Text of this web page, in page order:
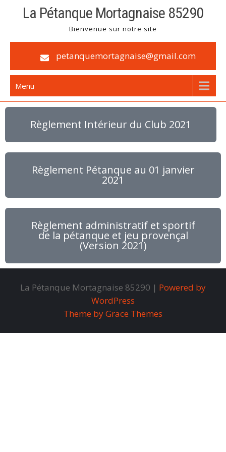
La Pétanque Mortagnaise 85290
Bienvenue sur notre site
petanquemortagnaise@gmail.com
Menu
Règlement Intérieur du Club 2021
Règlement Pétanque au 01 janvier
2021
Règlement administratif et sportif
de la pétanque et jeu provençal
(Version 2021)
La Pétanque Mortagnaise 85290 | Powered by
WordPress
Theme by Grace Themes